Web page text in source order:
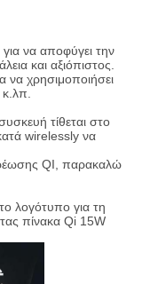
να αποφύγει την
και αξιόπιστος.
να χρησιμοποιήσει
κ.λπ.
τίθεται στο
wirelessly να
QI, παρακαλώ
λογότυπο για τη
πίνακα Qi 15W